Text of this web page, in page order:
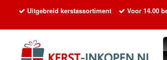
Uitgebreid kerstassortiment Voor 14.00